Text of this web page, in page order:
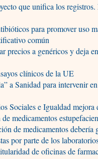
que unifica los registros.
para promover uso
común
precios a genéricos y deja
clínicos de la UE
a Sanidad para intervenir
Sociales e Igualdad mejora
medicamentos
de medicamentos debería
por parte de los
de oficinas de